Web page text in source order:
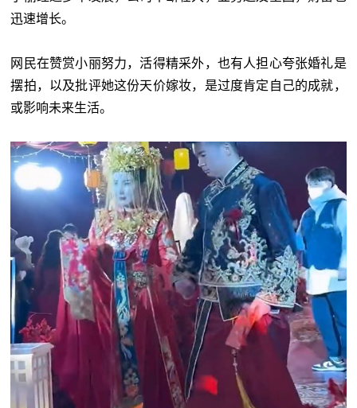
迅速增长。
网民在赞赏小丽努力，活得精采外，也有人担心夸张婚礼是
摆拍，以及批评她这份天价嫁妆，是过度肯定自己的成就，
或影响未来生活。